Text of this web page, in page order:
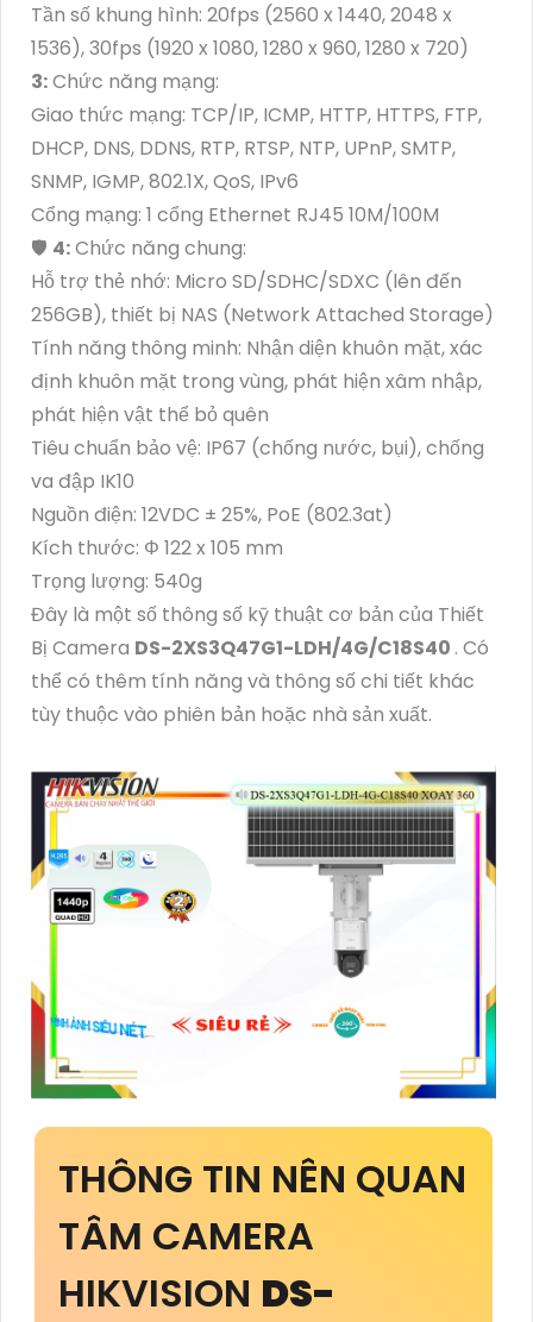
Tần số khung hình: 20fps (2560 x 1440, 2048 x
1536), 30fps (1920 x 1080, 1280 x 960, 1280 x 720)
3:Chức năng mạng:
Giao thức mạng: TCP/IP, ICMP, HTTP, HTTPS, FTP,
DHCP, DNS, DDNS, RTP, RTSP, NTP, UPnP, SMTP,
SNMP, IGMP, 802.1X, QoS, IPv6
Cổng mạng: 1 cổng Ethernet RJ45 10M/100M
🛡 4:Chức năng chung:
Hỗ trợ thẻ nhớ: Micro SD/SDHC/SDXC (lên đến
256GB), thiết bị NAS (Network Attached Storage)
Tính năng thông minh: Nhận diện khuôn mặt, xác
định khuôn mặt trong vùng, phát hiện xâm nhập,
phát hiện vật thể bỏ quên
Tiêu chuẩn bảo vệ: IP67 (chống nước, bụi), chống
va đập IK10
Nguồn điện: 12VDC ± 25%, PoE (802.3at)
Kích thước: Φ 122 x 105 mm
Trọng lượng: 540g
Đây là một số thông số kỹ thuật cơ bản của Thiết
Bị Camera DS-2XS3Q47G1-LDH/4G/C18S40 . Có
thể có thêm tính năng và thông số chi tiết khác
tùy thuộc vào phiên bản hoặc nhà sản xuất.
THÔNG TIN NÊN QUAN
TÂM CAMERA
HIKVISION DS-